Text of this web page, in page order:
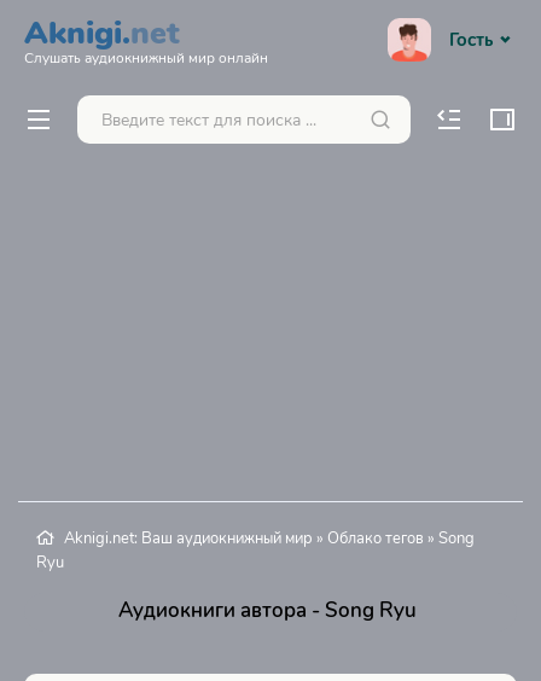
Aknigi.net
Слушать аудиокнижный мир онлайн
Гость
Aknigi.net: Ваш аудиокнижный мир » Облако тегов » Song
Ryu
Аудиокниги автора - Song Ryu